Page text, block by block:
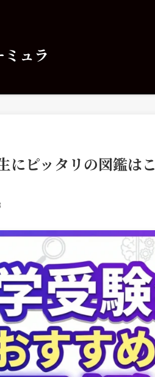
ミュラ
にピッタリの図鑑は